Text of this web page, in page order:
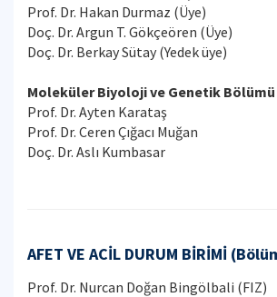
Prof. Dr. Hakan Durmaz (Üye)
Doç. Dr. Argun T. Gökçeören (Üye)
Doç. Dr. Berkay Sütay (Yedek üye)
Moleküler Biyoloji ve Genetik Bölümü
Prof. Dr. Ayten Karataş
Prof. Dr. Ceren Çığacı Muğan
Doç. Dr. Aslı Kumbasar
AFET VE ACİL DURUM BİRİMİ
Prof. Dr. Nurcan Doğan Bingölbali (FIZ)